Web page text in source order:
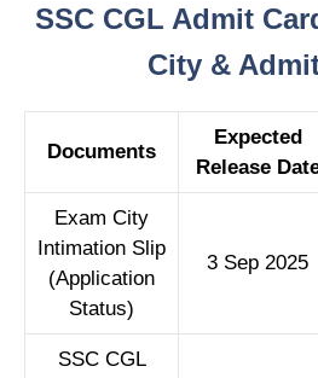
SSC CGL Admit
City &
Documents
Expected
Release
Exam City
Intimation Slip
(Application
Status)
3 Sep 2025
SSC CGL